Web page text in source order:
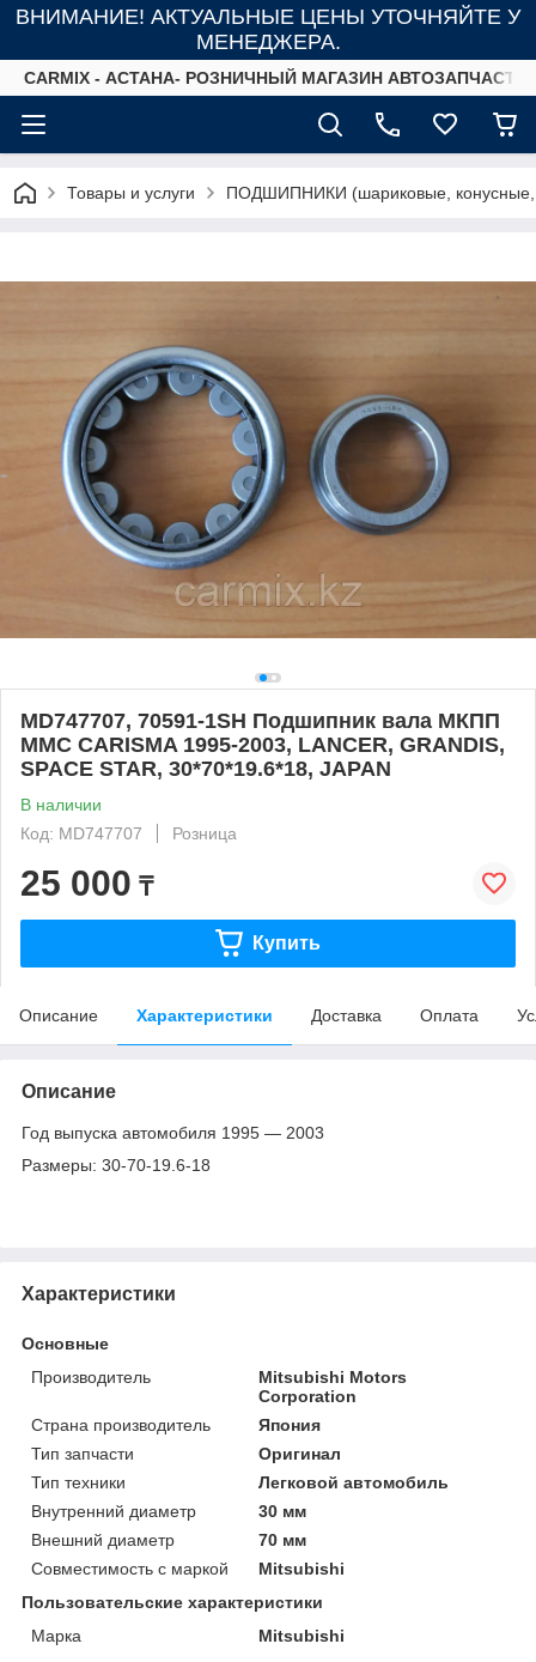
ВНИМАНИЕ! АКТУАЛЬНЫЕ ЦЕНЫ УТОЧНЯЙТЕ У
МЕНЕДЖЕРА.
СARMIX - АСТАНА- РОЗНИЧНЫЙ МАГАЗИН
Товары и услуги ПОДШИПНИКИ (шариковые, конусные,
MD747707, 70591-1SH Подшипник вала МКПП
MMC CARISMA 1995-2003, LANCER, GRANDIS,
SPACE STAR, 30*70*19.6*18, JAPAN
В наличии
Код: MD747707
Розница
25 000 ₸
Купить
Описание Характеристики Доставка Оплата
Описание
Год выпуска автомобиля 1995 ― 2003
Размеры: 30-70-19.6-18
Характеристики
Основные
Производитель
Mitsubishi Motors
Corporation
Страна производитель
Япония
Тип запчасти
Оригинал
Тип техники
Легковой автомобиль
Внутренний диаметр
30 мм
Внешний диаметр
70 мм
Совместимость с маркой
Mitsubishi
Пользовательские характеристики
Марка
Mitsubishi